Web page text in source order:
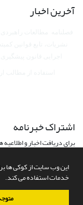
این وب سایت از کوکی ها
خدمات استفاده می کند.
آخرین اخبار
اشتراک خبرنامه
برای دریافت اخبار و